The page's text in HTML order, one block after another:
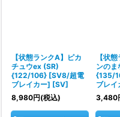
【状態ランクA】ピカ
チュウex (SR)
{122/106} [SV8/超電
ブレイカー] [SV]
8,980円(税込)
【状
ンのま
{135/
ブレ
3,480